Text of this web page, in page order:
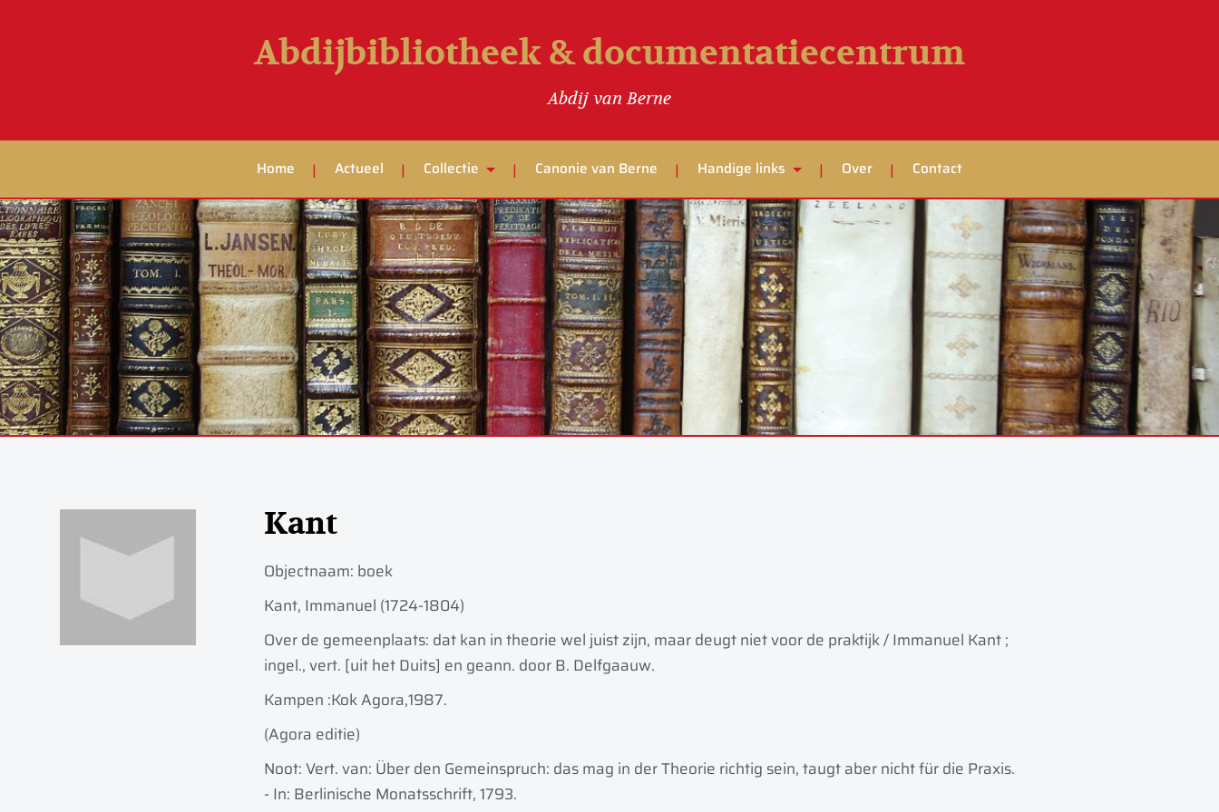
Abdijbibliotheek & documentatiecentrum
Abdij van Berne
Home Actueel Collectie Canonie van Berne Handige links Over Contact
Kant
Objectnaam: boek
Kant, Immanuel (1724-1804)
Over de gemeenplaats: dat kan in theorie wel juist zijn, maar deugt niet voor de praktijk / Immanuel Kant ;
ingel., vert. [uit het Duits] en geann. door B. Delfgaauw.
Kampen :Kok Agora,1987.
(Agora editie)
Noot: Vert. van: Über den Gemeinspruch: das mag in der Theorie richtig sein, taugt aber nicht für die Praxis.
- In: Berlinische Monatsschrift, 1793.